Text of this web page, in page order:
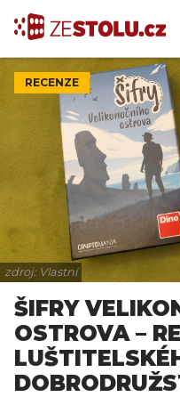
RECENZE
zdroj: Vlastní
ŠIFRY
OSTROVA –